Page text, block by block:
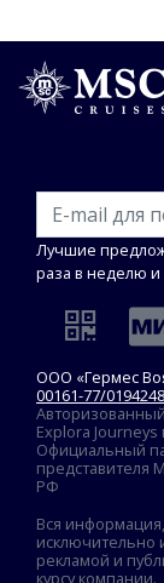
Лучшие
раза в неделю
ООО «Гермес
00161-77/
Explora
Официальный
представителя
РФ
Вся
исключительно
рекламой и
курсу компании.